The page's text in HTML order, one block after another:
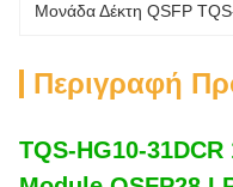
Μονάδα Δέκτη QSFP
Περιγραφή
TQS-HG10-